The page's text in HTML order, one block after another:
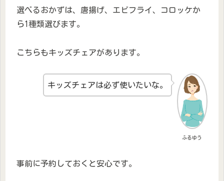
選べるおかずは、唐揚げ、エビフライ、コロッケか
ら1種類選びます。
こちらもキッズチェアがあります。
ふるゆう
キッズチェアは必ず使いたいな。
事前に予約しておくと安心です。